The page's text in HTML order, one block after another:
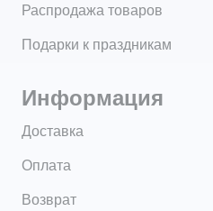
Распродажа товаров
Подарки к праздникам
Информация
Доставка
Оплата
Возврат